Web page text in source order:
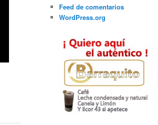
Feed de comentarios
WordPress.org